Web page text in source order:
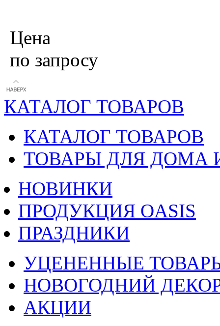
Цена
по запросу
КАТАЛОГ ТОВАРОВ
КАТАЛОГ ТОВАРОВ
ТОВАРЫ ДЛЯ ДОМА
НОВИНКИ
ПРОДУКЦИЯ OASIS
ПРАЗДНИКИ
УЦЕНЕННЫЕ
НОВОГОДНИЙ
АКЦИИ